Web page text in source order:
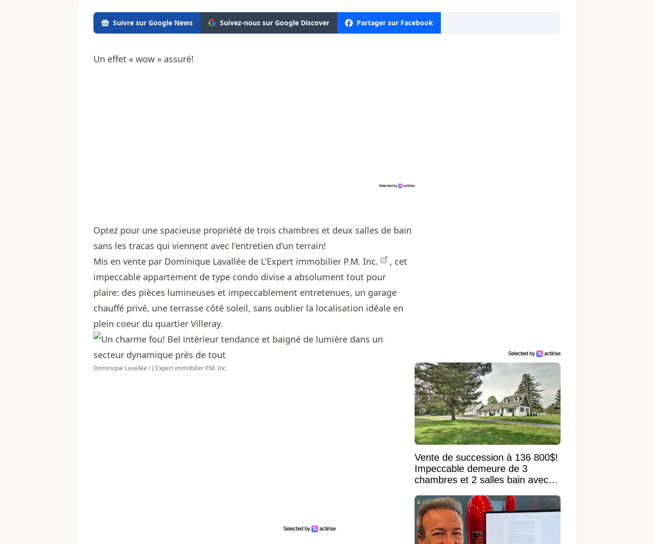
Suivre sur Google News Suivez-nous sur Google Discover Partager sur Facebook
Un effet « wow » assuré!
Optez pour une spacieuse propriété de trois chambres et deux salles de bain
sans les tracas qui viennent avec l'entretien d'un terrain !
Mis en vente par Dominique Lavallée de L'Expert immobilier P.M. Inc.
, cet
impeccable appartement de type condo divise a absolument tout pour
plaire: des pièces lumineuses et impeccablement entretenues, un garage
chauffé privé, une terrasse côté soleil, sans oublier la localisation idéale en
plein coeur du quartier Villeray.
Dominique Lavallée / L'Expert immobilier P.M. Inc.
Vente de succession à 136 800$!
Impeccable demeure de 3
chambres et 2 salles bain avec